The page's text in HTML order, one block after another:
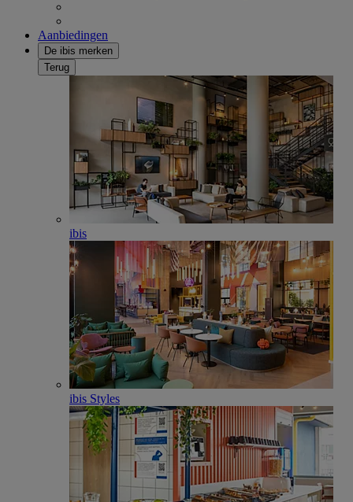
Aanbiedingen
De ibis merken
Terug
ibis
ibis Styles